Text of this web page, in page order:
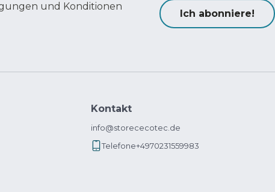
und Konditionen
Ich abonniere!
Kontakt
info@storececotec.de
Telefone+4970231559983